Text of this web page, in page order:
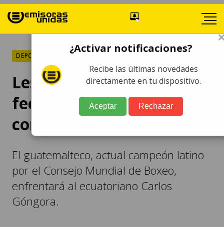
DEPORTES
Lester Martínez ya tiene
fecha para su próximo
combate
El guatemalteco, actual campeón latino
por el Consejo Mundial de Boxeo,
enfrentará al ecuatoriano Carlos
Góngora.
¿Activar notificaciones?
Recibe las últimas novedades
directamente en tu dispositivo.
Aceptar Rechazar